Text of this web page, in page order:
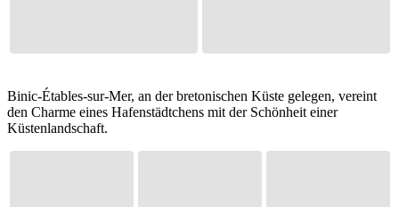
Binic-Étables-sur-Mer, an der bretonischen Küste gelegen, vereint
den Charme eines Hafenstädtchens mit der Schönheit einer
Küstenlandschaft.